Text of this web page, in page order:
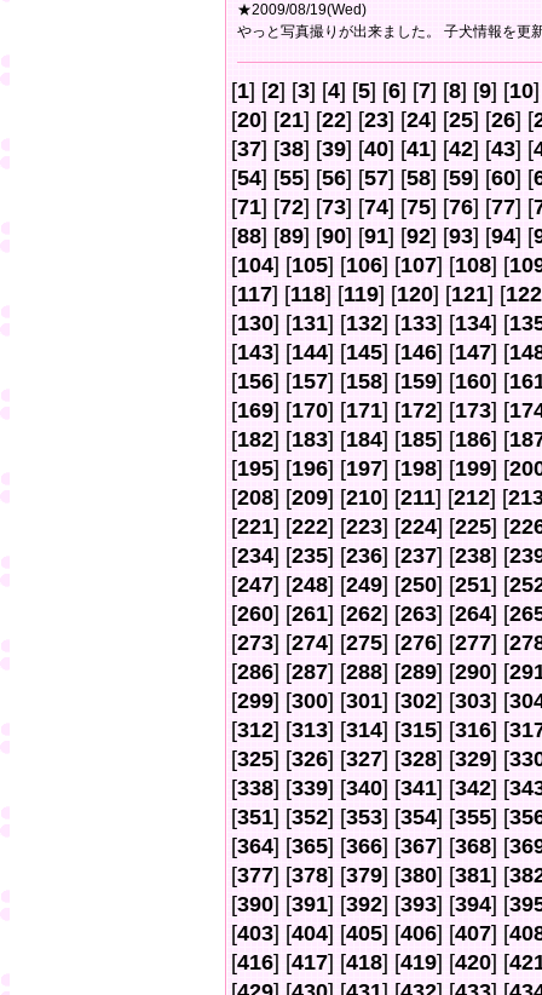
★2009/08/19(Wed)
やっと写真撮りが出来ました。 子犬情報を更
[1] [2] [3] [4] [5] [6] [7] [8] [9] [10
[20] [21] [22] [23] [24] [25] [26] [
[37] [38] [39] [40] [41] [42] [43] [
[54] [55] [56] [57] [58] [59] [60] [
[71] [72] [73] [74] [75] [76] [77] [
[88] [89] [90] [91] [92] [93] [94] [
[104] [105] [106] [107] [108] [
[117] [118] [119] [120] [121] [122
[130] [131] [132] [133] [134] [
[143] [144] [145] [146] [147] [
[156] [157] [158] [159] [160] [
[169] [170] [171] [172] [173] [
[182] [183] [184] [185] [186] [
[195] [196] [197] [198] [199] [
[208] [209] [210] [211] [212] [
[221] [222] [223] [224] [225] [
[234] [235] [236] [237] [238] [
[247] [248] [249] [250] [251] [
[260] [261] [262] [263] [264] [
[273] [274] [275] [276] [277] [
[286] [287] [288] [289] [290] [
[299] [300] [301] [302] [303] [
[312] [313] [314] [315] [316] [
[325] [326] [327] [328] [329] [
[338] [339] [340] [341] [342] [
[351] [352] [353] [354] [355] [
[364] [365] [366] [367] [368] [
[377] [378] [379] [380] [381] [
[390] [391] [392] [393] [394] [
[403] [404] [405] [406] [407] [
[416] [417] [418] [419] [420] [